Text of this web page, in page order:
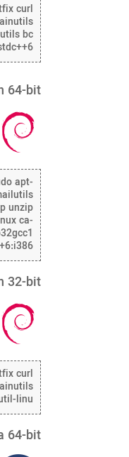
curl
bc
64-bit
apt-
unzip
ca-
32-bit
curl
linu
64-bit